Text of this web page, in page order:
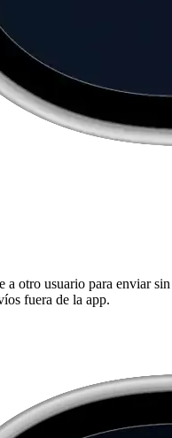
a otro usuario para enviar sin
fuera de la app.